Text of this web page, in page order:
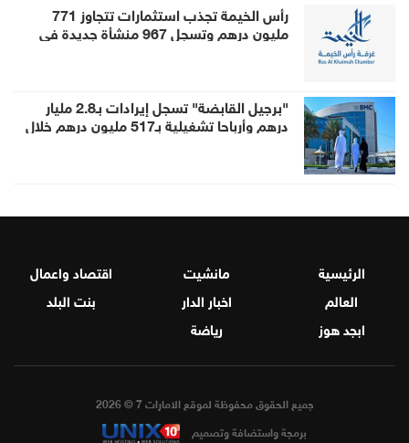
رأس الخيمة تجذب استثمارات تتجاوز 771
مليون درهم وتسجل 967 منشأة جديدة في
النصف الأول
"برجيل القابضة" تسجل إيرادات بـ2.8 مليار
درهم وأرباحا تشغيلية بـ517 مليون درهم خلال
النصف الأول
الرئيسية مانشيت
اقتصاد واعمال
العالم
اخبار الدار
بنت البلد
ابجد هوز
رياضة
جميع الحقوق محفوظة لموقع الامارات 7 © 2026
برمجة واستضافة وتصميم